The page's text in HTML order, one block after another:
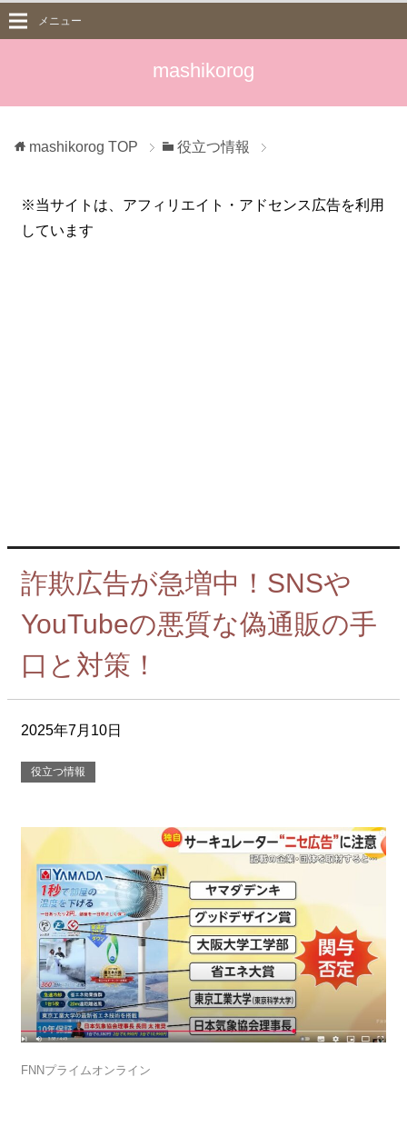
mashikorog
メニュー
mashikorog TOP 役立つ情報
※当サイトは、アフィリエイト・アドセンス広告を利用
しています
詐欺広告が急増中！SNSや
YouTubeの悪質な偽通販の手
口と対策！
2025年7月10日
役立つ情報
FNNプライムオンライン